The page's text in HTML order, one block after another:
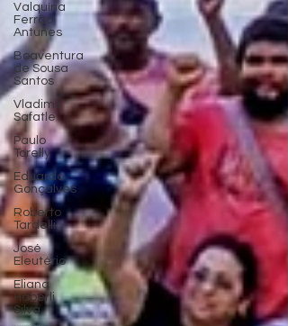
Valquíria
Ferrão
Antunes
Boaventura
de Sousa
Santos
Vladimir
Safatle
Paulo
Torelly
Eduardo
Gonçalves
Roberto
Tardelli
José
Eleutério
Eliana
Haberli
Silva